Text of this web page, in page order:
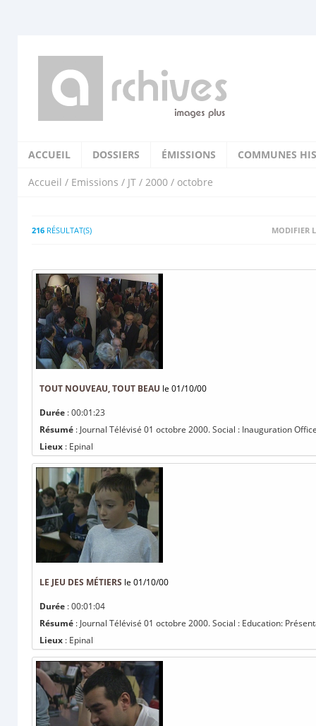
ACCUEIL DOSSIERS ÉMISSIONS COMMUNES
Accueil / Emissions / JT / 2000 / octobre
216 RÉSULTAT(S) MODIFIER
TOUT NOUVEAU, TOUT BEAU le 01/10/00
Durée : 00:01:23
Résumé : Journal Télévisé 01 octobre 2000. Social : Inauguration
Lieux : Epinal
LE JEU DES MÉTIERS le 01/10/00
Durée : 00:01:04
Résumé : Journal Télévisé 01 octobre 2000. Social : Education:
Lieux : Epinal